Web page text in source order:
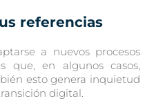
referencias
a nuevos procesos
que, en algunos casos,
esto genera inquietud
digital.